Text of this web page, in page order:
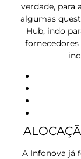
verdade, para
algumas
Hub, indo
fornecedores
A Infonova já